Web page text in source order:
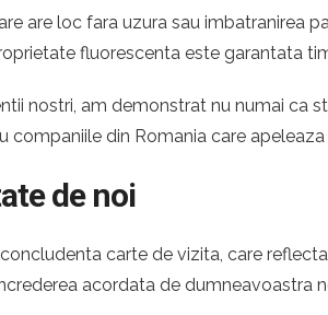
are loc fara uzura sau imbatranirea
fluorescenta este garantata
nostri, am demonstrat nu numai
din Romania care
de noi
carte de vizita, care
acordata de